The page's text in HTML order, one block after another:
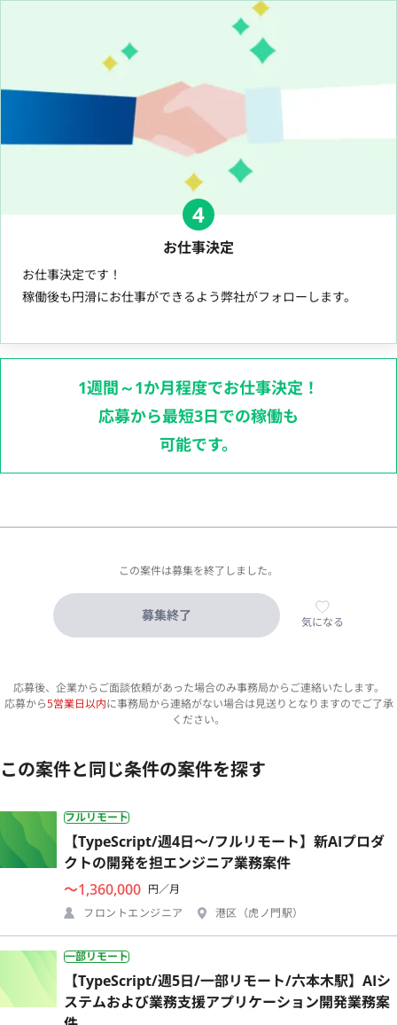
4
お仕事決定
お仕事決定です！
稼働後も円滑にお仕事ができるよう弊社がフォローします。
1週間～1か月程度でお仕事決定！
応募から最短3日での稼働も
可能です。
この案件は募集を終了しました。
募集終了 気になる
応募後、企業からご面談依頼があった場合のみ事務局からご連絡いたします。
応募から5営業日以内に事務局から連絡がない場合は見送りとなりますのでご了承
ください。
この案件と同じ条件の案件を探す
フルリモート
【TypeScript/週4日〜/フルリモート】新AIプロダ
クトの開発を担エンジニア業務案件
〜1,360,000 円／月
フロントエンジニア
港区（虎ノ門駅）
一部リモート
【TypeScript/週5日/一部リモート/六本木駅】AIシ
ステムおよび業務支援アプリケーション開発業務案